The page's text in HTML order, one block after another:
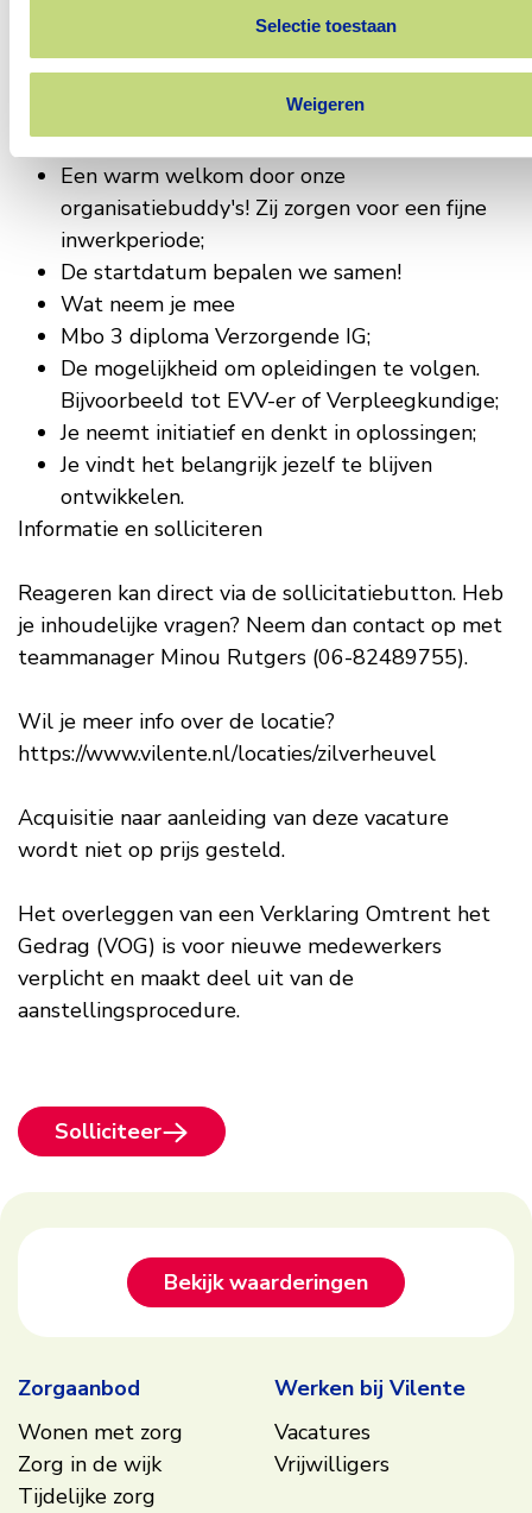
Selectie toestaan
Weigeren
andere een nieuwe fiets, ICT-producten,
sportabonnement;
De mogelijkheid om opleidingen te volgen;
Goede werk/privé-balans;
Een warm welkom door onze
organisatiebuddy's! Zij zorgen voor een fijne
inwerkperiode;
De startdatum bepalen we samen!
Wat neem je mee
Mbo 3 diploma Verzorgende IG;
De mogelijkheid om opleidingen te volgen.
Bijvoorbeeld tot EVV-er of Verpleegkundige;
Je neemt initiatief en denkt in oplossingen;
Je vindt het belangrijk jezelf te blijven
ontwikkelen.
Informatie en solliciteren
Reageren kan direct via de sollicitatiebutton. Heb
je inhoudelijke vragen? Neem dan contact op met
teammanager Minou Rutgers (06-82489755).
Wil je meer info over de locatie?
https://www.vilente.nl/locaties/zilverheuvel
Acquisitie naar aanleiding van deze vacature
wordt niet op prijs gesteld.
Het overleggen van een Verklaring Omtrent het
Gedrag (VOG) is voor nieuwe medewerkers
verplicht en maakt deel uit van de
aanstellingsprocedure.
Solliciteer
Footer
Bekijk waarderingen
Zorgaanbod
Wonen met zorg
Zorg in de wijk
Tijdelijke zorg
Werken bij Vilente
Vacatures
Vrijwilligers